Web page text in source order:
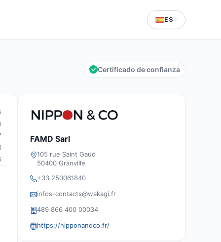
ES
Certificado de confianza
FAMD Sarl
105 rue Saint Gaud
50400 Granville
+33 250061840
infos-contacts@wakagi.fr
489 866 400 00034
https://nipponandco.fr/